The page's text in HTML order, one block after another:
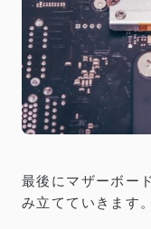
最後にマザーボー
み立てていきます。